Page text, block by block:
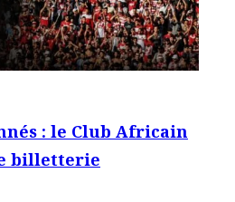
: le Club Africain
billetterie